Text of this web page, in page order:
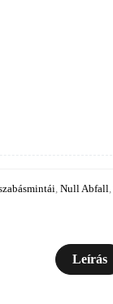
Null Abfall
Leírás